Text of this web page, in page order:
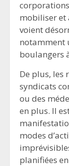
mobiliser et
voient
notamment
boulangers
De plus, les
syndicats
ou des
en plus. Il
modes
planifiées